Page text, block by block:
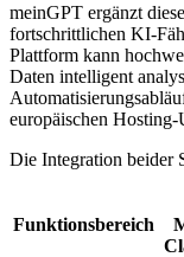
meinGPT ergänzt
fortschrittlichen KI-
Plattform kann
Daten intelligent
europäischen
Die Integration beider
Funktionsbereich